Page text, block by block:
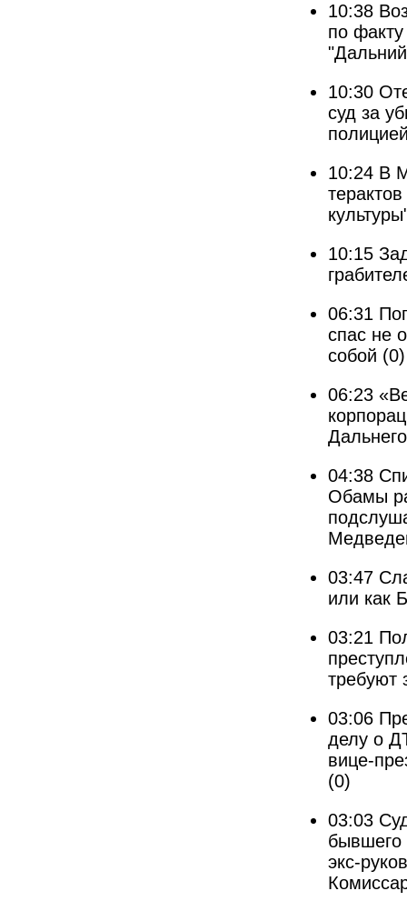
10:38
по
10:30
суд за
10:24 В
10:15
06:31
спас не
собой (0)
06:23
04:38
Обамы
03:47
или как
03:21
требуют
03:06
делу о
вице-
(0)
03:03
бывшего
экс-